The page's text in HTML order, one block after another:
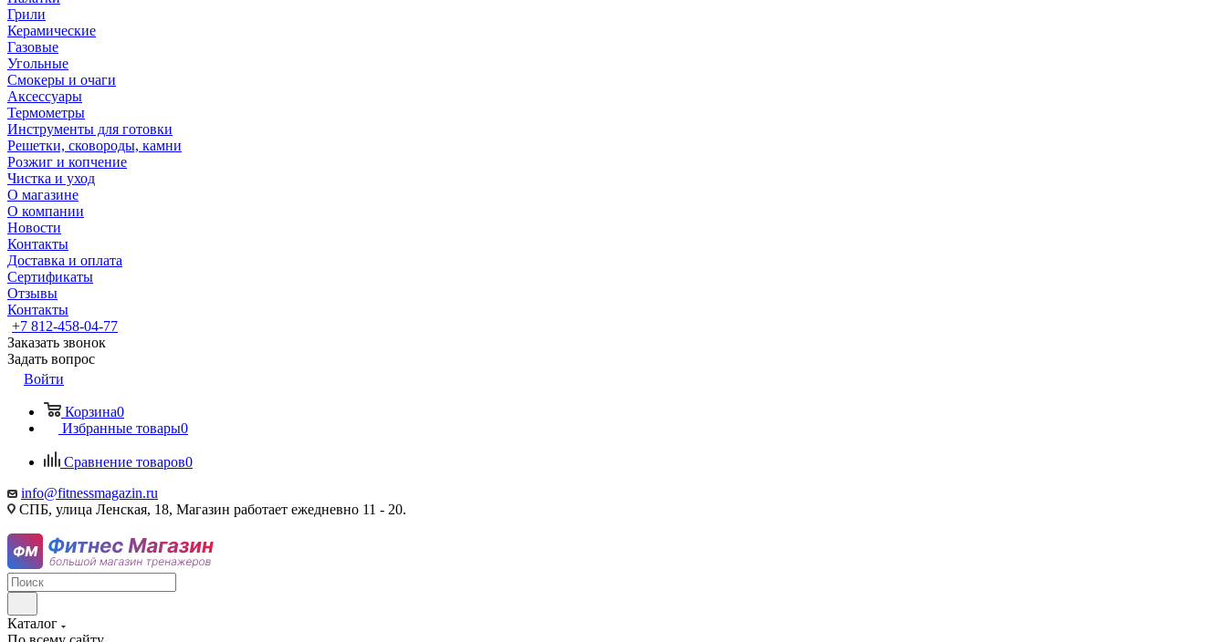
Грили
Керамические
Газовые
Угольные
Смокеры и очаги
Аксессуары
Термометры
Инструменты для готовки
Решетки, сковороды, камни
Розжиг и копчение
Чистка и уход
О магазине
О компании
Новости
Контакты
Доставка и оплата
Сертификаты
Отзывы
Контакты
+7 812-458-04-77
Заказать звонок
Задать вопрос
Войти
Корзина0
Избранные товары0
Сравнение товаров0
info@fitnessmagazin.ru
СПБ, улица Ленская, 18, Магазин работает ежедневно 11 - 20.
Каталог